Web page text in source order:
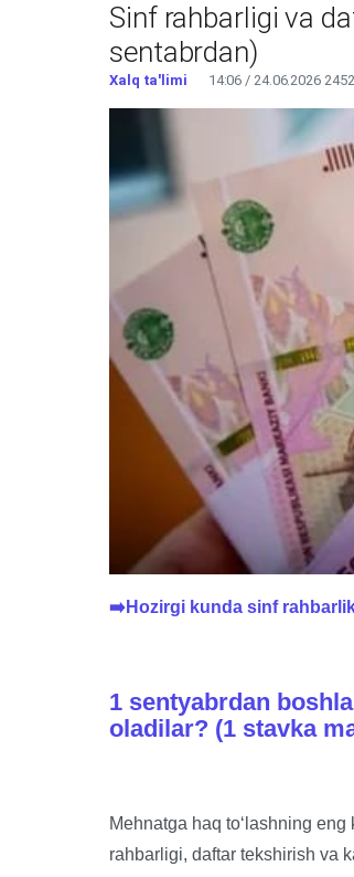
Sinf rahbarligi va
sentabrdan)
Xalq ta'limi 14:06 / 24.06.2026
➡️Hozirgi kunda sinf
1 sentyabrdan
oladilar? (1 stavka
Mehnatga haq to‘lashning
rahbarligi, daftar tekshirish va